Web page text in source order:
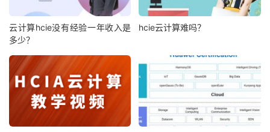
云计算hcie没有经验一年收入是
多少？
hcie云计算难吗？